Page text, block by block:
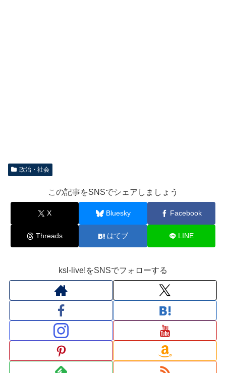
政治・社会
この記事をSNSでシェアしましょう
X Bluesky Facebook
Threads はてブ LINE
ksl-live!をSNSでフォローする